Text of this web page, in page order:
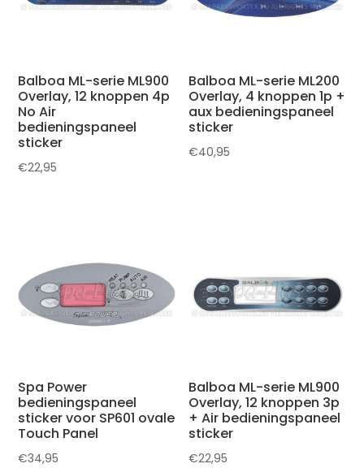
Balboa ML-serie ML900
Overlay, 12 knoppen 4p
No Air
bedieningspaneel
sticker
€22,95
Balboa ML-serie ML200
Overlay, 4 knoppen 1p +
aux bedieningspaneel
sticker
€40,95
Spa Power
bedieningspaneel
sticker voor SP601 ovale
Touch Panel
€34,95
Balboa ML-serie ML900
Overlay, 12 knoppen 3p
+ Air bedieningspaneel
sticker
€22,95